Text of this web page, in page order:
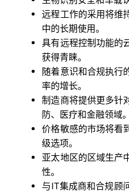
远程工作的采用将维
中的长期使用。
具有远程控制功能的
获得青睐。
随着意识和合规执行
率的增长。
制造商将提供更多针
防、医疗和金融领域。
价格敏感的市场将看
级选项。
亚太地区的区域生产
性。
与IT集成商和合规顾